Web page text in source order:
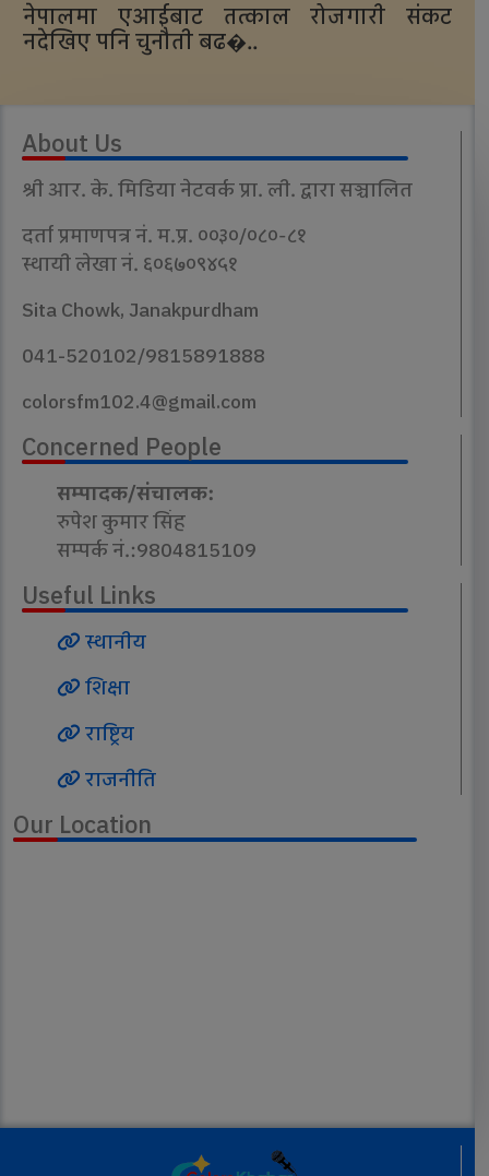
नेपालमा एआईबाट तत्काल रोजगारी संकट
नदेखिए पनि चुनौती बढ�..
About Us
श्री आर. के. मिडिया नेटवर्क प्रा. ली. द्वारा सञ्चालित
दर्ता प्रमाणपत्र नं. म.प्र. ००३०/०८०-८१
स्थायी लेखा नं. ६०६७०९४५१
Sita Chowk, Janakpurdham
041-520102/9815891888
colorsfm102.4@gmail.com
Concerned People
सम्पादक/संचालक:
रुपेश कुमार सिंह
सम्पर्क नं.:9804815109
Useful Links
स्थानीय
शिक्षा
राष्ट्रिय
राजनीति
Our Location